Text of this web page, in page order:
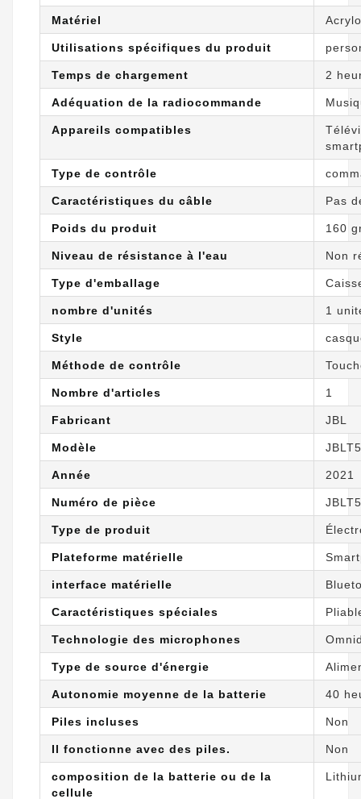
Matériel
Utilisations spécifiques du produit
Temps de chargement 2
Adéquation de la radiocommande
Appareils compatibles
Type de contrôle
Caractéristiques du câble Pas
Poids du produit 160
Niveau de résistance à l'eau Non
Type d'emballage
nombre d'unités 1
Style
Méthode de contrôle
Nombre d'articles 1
Fabricant JBL
Modèle
Année 2021
Numéro de pièce
Type de produit
Plateforme matérielle
interface matérielle
Caractéristiques spéciales
Technologie des microphones
Type de source d'énergie
Autonomie moyenne de la batterie 40
Piles incluses Non
Il fonctionne avec des piles. Non
composition de la batterie ou de la
cellule